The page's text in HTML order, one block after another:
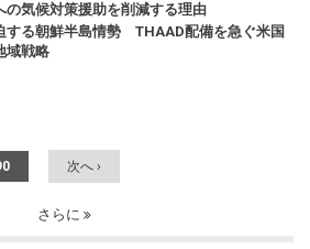
の気候対策援助を削減する理由
する朝鮮半島情勢 THAAD配備を急ぐ米国
域戦略
次へ ›
さらに